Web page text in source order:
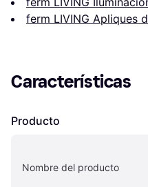
ferm LIVING Apliques
Características
Producto
Nombre del producto